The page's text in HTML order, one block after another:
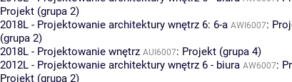
Projekt (grupa 2)
2018L - Projektowanie architektury wnętrz 6: 6-a AWI6007:
(grupa 2)
2018L - Projektowanie wnętrz AUI6007: Projekt (grupa 4)
2012L - Projektowanie architektury wnętrz 6 - biura AW6007:
Projekt (grupa 2)